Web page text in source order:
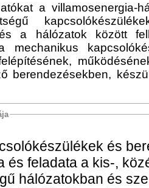
a villamosenergia-
a hálózatok között
mechanikus
berendezésekben,
és
és feladata a kis-,
hálózatokban és